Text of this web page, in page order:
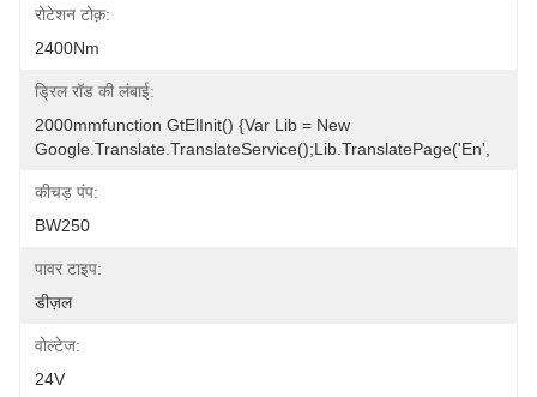
रोटेशन टोक़:
2400Nm
ड्रिल रॉड की लंबाई:
2000mmfunction GtElInit() {var Lib = New
Google.translate.TranslateService();lib.translatePage('en',
कीचड़ पंप:
BW250
पावर टाइप:
डीज़ल
वोल्टेज:
24V